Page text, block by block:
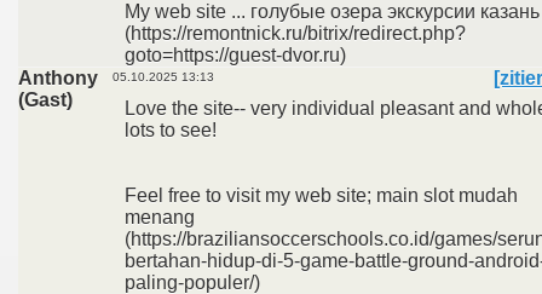
My web site ... голубые озера экскурсии казань
(https://remontnick.ru/bitrix/redirect.php?
goto=https://guest-dvor.ru)
Anthony
(Gast)
05.10.2025 13:13
Love the site-- very individual pleasant and
lots to see!
Feel free to visit my web site; main slot mudah
menang
(https://braziliansoccerschools.co.id/games/
bertahan-hidup-di-5-game-battle-ground-
paling-populer/)